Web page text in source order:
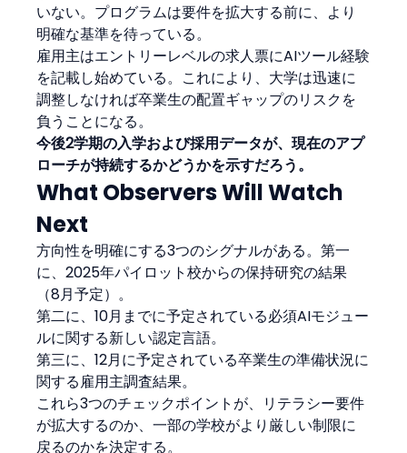
いない。プログラムは要件を拡大する前に、より
明確な基準を待っている。
雇用主はエントリーレベルの求人票にAIツール経験
を記載し始めている。これにより、大学は迅速に
調整しなければ卒業生の配置ギャップのリスクを
負うことになる。
今後2学期の入学および採用データが、現在のアプ
ローチが持続するかどうかを示すだろう。
What Observers Will Watch
Next
方向性を明確にする3つのシグナルがある。第一
に、2025年パイロット校からの保持研究の結果
（8月予定）。
第二に、10月までに予定されている必須AIモジュー
ルに関する新しい認定言語。
第三に、12月に予定されている卒業生の準備状況に
関する雇用主調査結果。
これら3つのチェックポイントが、リテラシー要件
が拡大するのか、一部の学校がより厳しい制限に
戻るのかを決定する。